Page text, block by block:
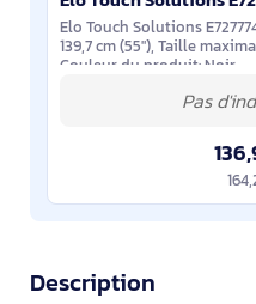
Elo Touch Solutions
139,7 cm (55"), Taille
Couleur du produit: Noir
Description